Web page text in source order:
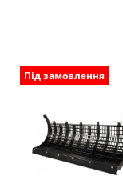
Під замовлення